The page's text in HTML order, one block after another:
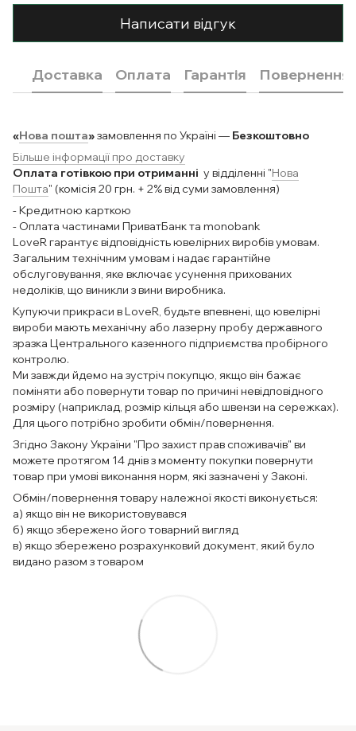
Написати відгук
Доставка Оплата Гарантія Повернення
«Нова пошта»замовлення по Україні — Безкоштовно
Більше інформації про доставку
Оплата готівкою при отриманні у відділенні "Нова
Пошта" (комісія 20 грн. + 2% від суми замовлення)
- Кредитною карткою
- Оплата частинами ПриватБанк та monobank
LoveR гарантує відповідність ювелірних виробів умовам.
Загальним технічним умовам і надає гарантійне
обслуговування, яке включає усунення прихованих
недоліків, що виникли з вини виробника.
Купуючи прикраси в LoveR, будьте впевнені, що ювелірні
вироби мають механічну або лазерну пробу державного
зразка Центрального казенного підприємства пробірного
контролю.
Ми завжди йдемо на зустріч покупцю, якщо він бажає
поміняти або повернути товар по причині невідповідного
розміру (наприклад, розмір кільця або швензи на сережках).
Для цього потрібно зробити обмін/повернення.
Згідно Закону України "Про захист прав споживачів" ви
можете протягом 14 днів з моменту покупки повернути
товар при умові виконання норм, які зазначені у Законі.
Обмін/повернення товару належної якості виконується:
а) якщо він не використовувався
б) якщо збережено його товарний вигляд
в) якщо збережено розрахунковий документ, який було
видано разом з товаром